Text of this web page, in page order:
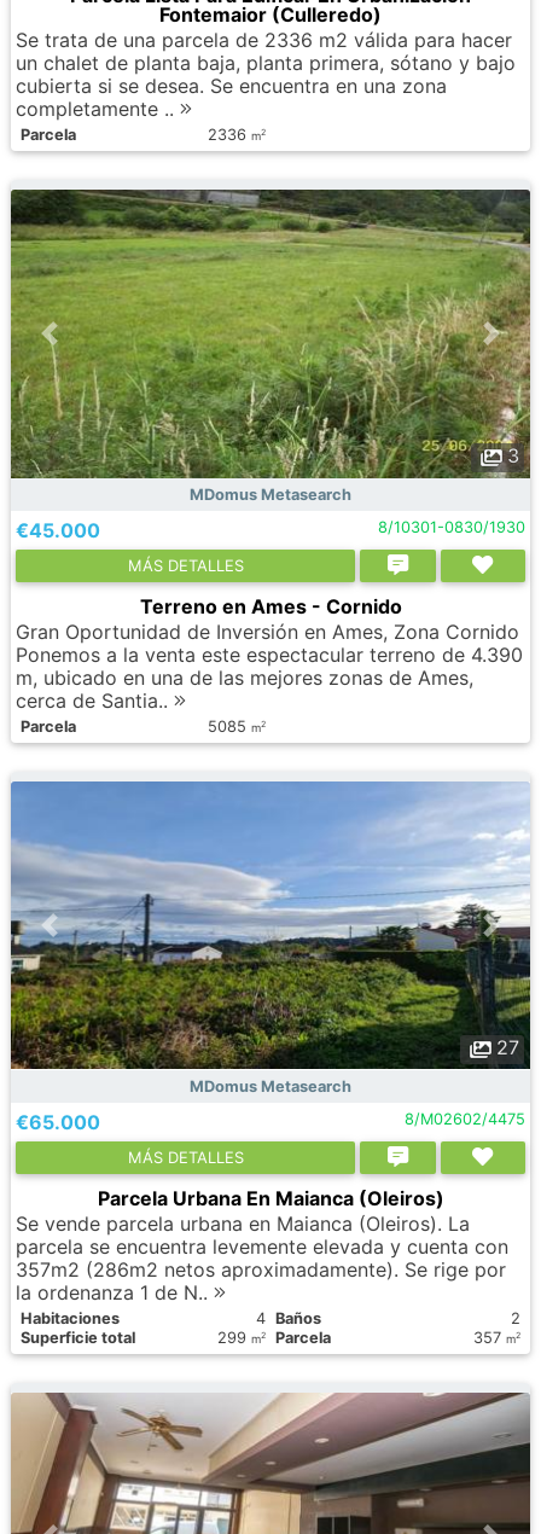
Fontemaior (Culleredo)
Se trata de una parcela de 2336 m2 válida para hacer
un chalet de planta baja, planta primera, sótano y bajo
cubierta si se desea. Se encuentra en una zona
completamente ..
Parcela 2336 m2
3
MDomus Metasearch
€45.000 8/10301-0830/1930
МÁS DETALLES
Terreno en Ames - Cornido
Gran Oportunidad de Inversión en Ames, Zona Cornido
Ponemos a la venta este espectacular terreno de 4.390
m, ubicado en una de las mejores zonas de Ames,
cerca de Santia..
Parcela 5085 m2
27
MDomus Metasearch
€65.000 8/M02602/4475
МÁS DETALLES
Parcela Urbana En Maianca (Oleiros)
Se vende parcela urbana en Maianca (Oleiros). La
parcela se encuentra levemente elevada y cuenta con
357m2 (286m2 netos aproximadamente). Se rige por
la ordenanza 1 de N..
Habitaciones 4 Baños
2
Superficie total
299 m2 Parcela 357 m2